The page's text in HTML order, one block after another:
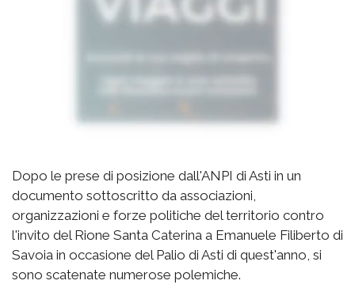
Dopo le prese di posizione dall'ANPI di Asti in un
documento sottoscritto da associazioni,
organizzazioni e forze politiche del territorio contro
l'invito del Rione Santa Caterina a Emanuele Filiberto di
Savoia in occasione del Palio di Asti di quest'anno, si
sono scatenate numerose polemiche.